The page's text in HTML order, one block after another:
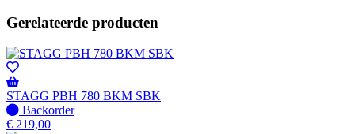
Gerelateerde producten
STAGG PBH 780 BKM SBK
Niet
op
Backorder
€ 219,00